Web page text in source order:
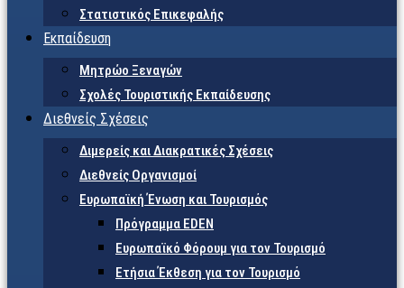
Στατιστικός Επικεφαλής
Εκπαίδευση
Μητρώο Ξεναγών
Σχολές Τουριστικής Εκπαίδευσης
Διεθνείς Σχέσεις
Διμερείς και Διακρατικές Σχέσεις
Διεθνείς Οργανισμοί
Ευρωπαϊκή Ένωση και Τουρισμός
Πρόγραμμα EDEN
Ευρωπαϊκό Φόρουμ για τον Τουρισμό
Ετήσια Έκθεση για τον Τουρισμό